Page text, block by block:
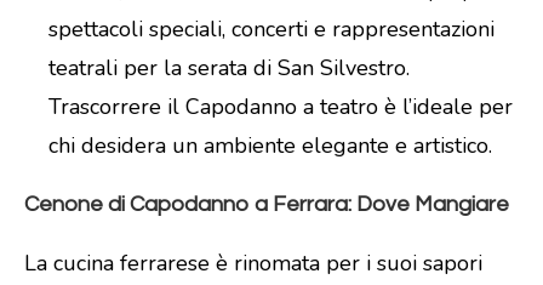
spettacoli speciali, concerti e rappresentazioni
teatrali per la serata di San Silvestro.
Trascorrere il Capodanno a teatro è l’ideale per
chi desidera un ambiente elegante e artistico.
Cenone di Capodanno a Ferrara: Dove Mangiare
La cucina ferrarese è rinomata per i suoi sapori